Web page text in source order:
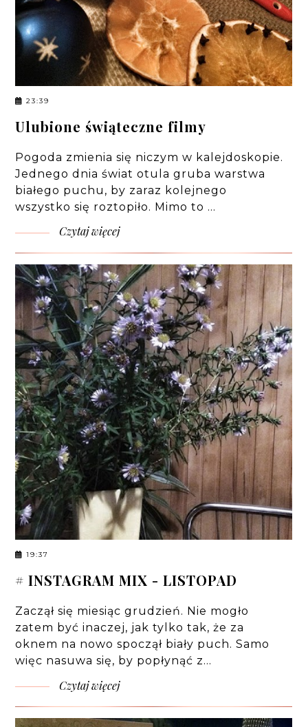
23:39
Ulubione świąteczne filmy
Pogoda zmienia się niczym w kalejdoskopie.
Jednego dnia świat otula gruba warstwa
białego puchu, by zaraz kolejnego
wszystko się roztopiło. Mimo to …
Czytaj więcej
19:37
# INSTAGRAM MIX - LISTOPAD
Zaczął się miesiąc grudzień. Nie mogło
zatem być inaczej, jak tylko tak, że za
oknem na nowo spoczął biały puch. Samo
więc nasuwa się, by popłynąć z…
Czytaj więcej